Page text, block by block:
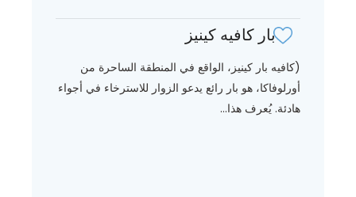
بار كافيه كينيز
(كافيه بار كينيز، الواقع في المنطقة الساحرة من
أورلوفاكا، هو بار رائع يدعو الزوار للاسترخاء في أجواء
هادئة. يُعرف هذا...